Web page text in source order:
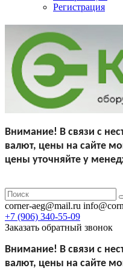
Регистрация
Внимание! В связи с
валют, цены на сайте
цены уточняйте у
corner-aeg@mail.ru
+7 (906) 340-55-09
Заказать обратный звонок
Внимание! В связи с
валют, цены на сайте